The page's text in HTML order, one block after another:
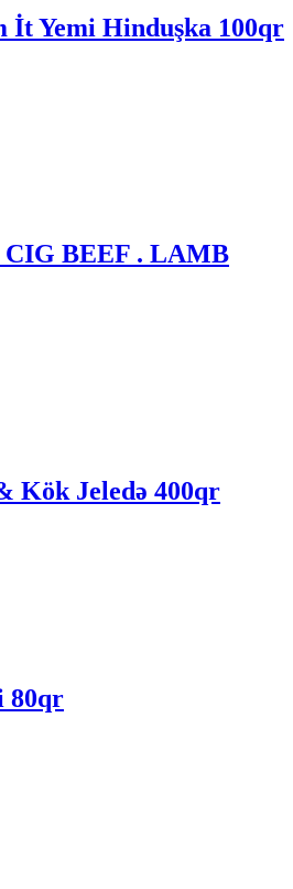
İt Yemi Hinduşka 100qr
BEEF . LAMB
Kök Jeledə 400qr
80qr